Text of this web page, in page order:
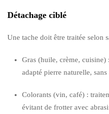
Détachage ciblé
Une tache doit être traitée selon
Gras (huile, crème,
adapté pierre naturelle,
Colorants (vin, café) :
évitant de frotter avec